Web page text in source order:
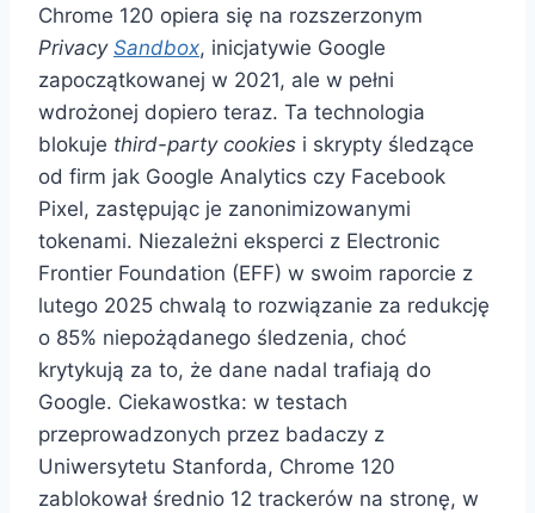
Chrome 120 opiera się na rozszerzonym
Privacy Sandbox, inicjatywie Google
zapoczątkowanej w 2021, ale w pełni
wdrożonej dopiero teraz. Ta technologia
blokuje third-party cookies i skrypty śledzące
od firm jak Google Analytics czy Facebook
Pixel, zastępując je zanonimizowanymi
tokenami. Niezależni eksperci z Electronic
Frontier Foundation (EFF) w swoim raporcie z
lutego 2025 chwalą to rozwiązanie za redukcję
o 85% niepożądanego śledzenia, choć
krytykują za to, że dane nadal trafiają do
Google. Ciekawostka: w testach
przeprowadzonych przez badaczy z
Uniwersytetu Stanforda, Chrome 120
zablokował średnio 12 trackerów na stronę, w